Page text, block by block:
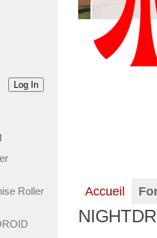
Accueil
Log In
Roller